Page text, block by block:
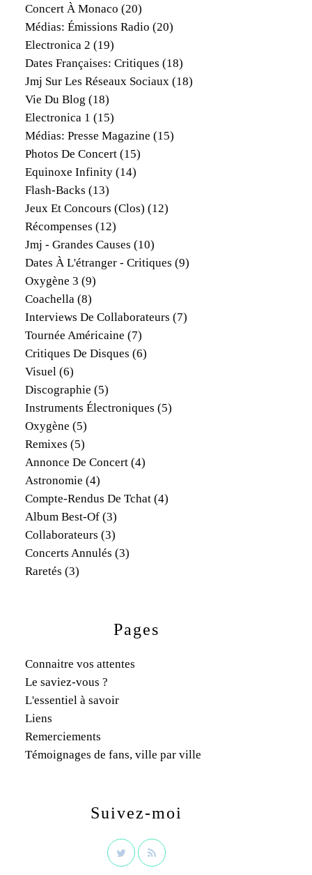
Concert À Monaco (20)
Médias: Émissions Radio (20)
Electronica 2 (19)
Dates Françaises: Critiques (18)
Jmj Sur Les Réseaux Sociaux (18)
Vie Du Blog (18)
Electronica 1 (15)
Médias: Presse Magazine (15)
Photos De Concert (15)
Equinoxe Infinity (14)
Flash-Backs (13)
Jeux Et Concours (clos) (12)
Récompenses (12)
Jmj - Grandes Causes (10)
Dates À L'étranger - Critiques (9)
Oxygène 3 (9)
Coachella (8)
Interviews De Collaborateurs (7)
Tournée Américaine (7)
Critiques De Disques (6)
Visuel (6)
Discographie (5)
Instruments Électroniques (5)
Oxygène (5)
Remixes (5)
Annonce De Concert (4)
Astronomie (4)
Compte-Rendus De Tchat (4)
Album Best-Of (3)
Collaborateurs (3)
Concerts Annulés (3)
Raretés (3)
Pages
Connaitre vos attentes
Le saviez-vous ?
L'essentiel à savoir
Liens
Remerciements
Témoignages de fans, ville par ville
Suivez-moi